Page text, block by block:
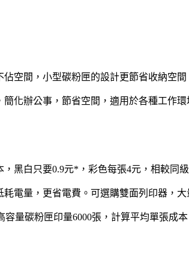
空間，小型碳粉匣的設計更節省收納空間
化辦公事，節省空間，適用於各種工作環
黑白只要0.9元*，彩色每張4元，相較同
電量，更省電費。可選購雙面列印器，大
量碳粉匣印量6000張，計算平均單張成本